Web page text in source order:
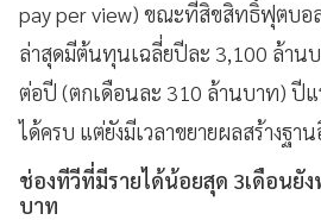
pay per view) ขณะที่สิขสิทธิ์ฟุตบอ
ล่าสุดมีต้นทุนเฉลี่ยปีละ 3,100 ล้าน
ต่อปี (ตกเดือนละ 310 ล้านบาท) ปีแ
ได้ครบ แต่ยังมีเวลาขยายผลสร้างฐา
ช่องทีวีที่มีรายได้น้อยสุด 3เดือนยัง
บาท